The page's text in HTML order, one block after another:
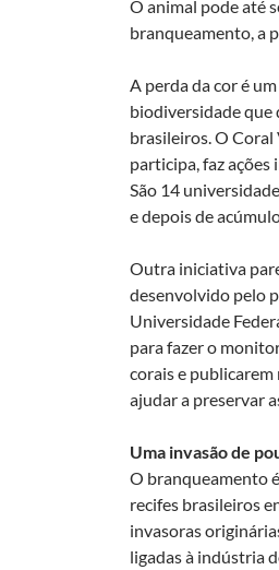
O animal pode até
branqueamento, a
A perda da cor é
biodiversidade que
brasileiros. O
participa, faz ações
São 14
e depois de
Outra iniciativa
desenvolvido pelo
Universidade
para fazer o
corais e publicarem
ajudar a preservar
Uma invasão de
O branqueamento
recifes brasileiros
invasoras
ligadas à indústria